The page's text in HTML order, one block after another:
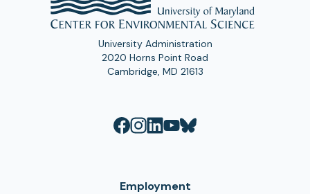
University Administration
2020 Horns Point Road
Cambridge, MD 21613
Employment